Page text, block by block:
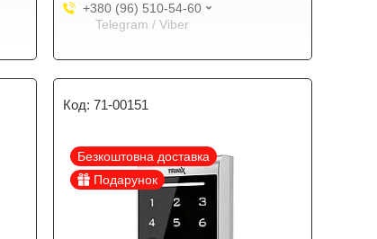
+380 (96) 510-54-60
Telegram / Viber
71-00151
Безкоштовна доставка
Подарунок